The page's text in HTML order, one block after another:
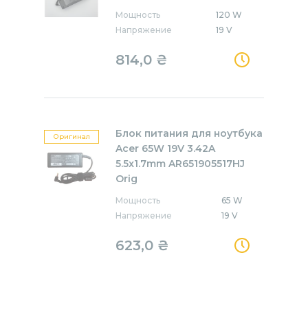
Мощность
120 W
Напряжение
19 V
814,0 ₴
Оригинал
Блок питания для ноутбука
Acer 65W 19V 3.42A
5.5x1.7mm AR651905517HJ
Orig
Мощность
65 W
Напряжение
19 V
623,0 ₴